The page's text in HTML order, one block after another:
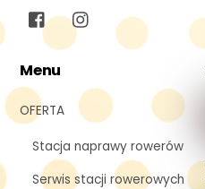
Menu
OFERTA
Stacja naprawy rowerów
Serwis stacji rowerowych